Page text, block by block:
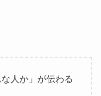
人か」が伝わる